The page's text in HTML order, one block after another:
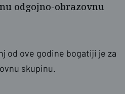
odgojno-obrazovnu
od ove godine bogatiji je za
skupinu.